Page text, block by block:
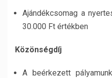
Ajándékcsomag a
30.000 Ft értékben
Közönségdíj
A beérkezett